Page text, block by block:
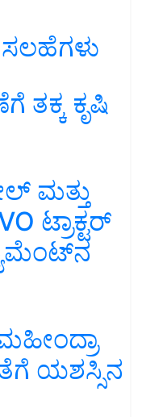
ಸಲಹೆಗಳು
ಕೃಷಿ
ಮತ್ತು
ಟ್ರಾಕ್ಟರ್
ಯಶಸ್ಸಿನ